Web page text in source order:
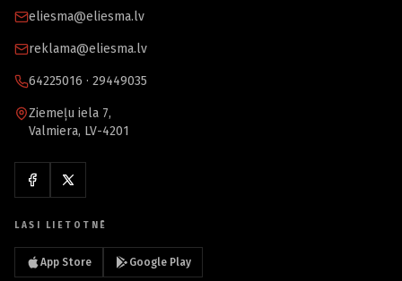
eliesma@eliesma.lv
reklama@eliesma.lv
64225016 · 29449035
Ziemeļu iela 7,
Valmiera, LV-4201
LASI LIETOTNĒ
App Store Google Play